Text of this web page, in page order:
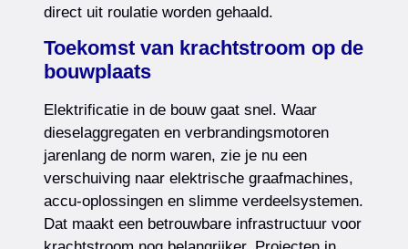
direct uit roulatie worden gehaald.
Toekomst van krachtstroom op de
bouwplaats
Elektrificatie in de bouw gaat snel. Waar
dieselaggregaten en verbrandingsmotoren
jarenlang de norm waren, zie je nu een
verschuiving naar elektrische graafmachines,
accu-oplossingen en slimme verdeelsystemen.
Dat maakt een betrouwbare infrastructuur voor